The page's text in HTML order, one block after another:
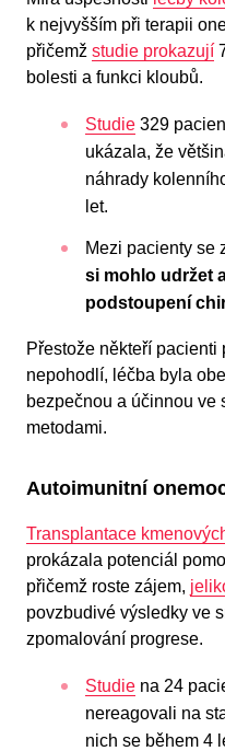
k nejvyšším při terapii
přičemž studie prokazují
bolesti a funkci kloubů.
Studie 329
ukázala, že
náhrady
let.
Mezi pacienty se
si mohlo udržet
podstoupení
Přestože někteří
nepohodlí, léčba byla
bezpečnou a účinnou ve
metodami.
Autoimunitní
Transplantace
prokázala potenciál
přičemž roste zájem,
povzbudivé výsledky ve
zpomalování progrese.
Studie na 24
nereagovali na
nich se během 4